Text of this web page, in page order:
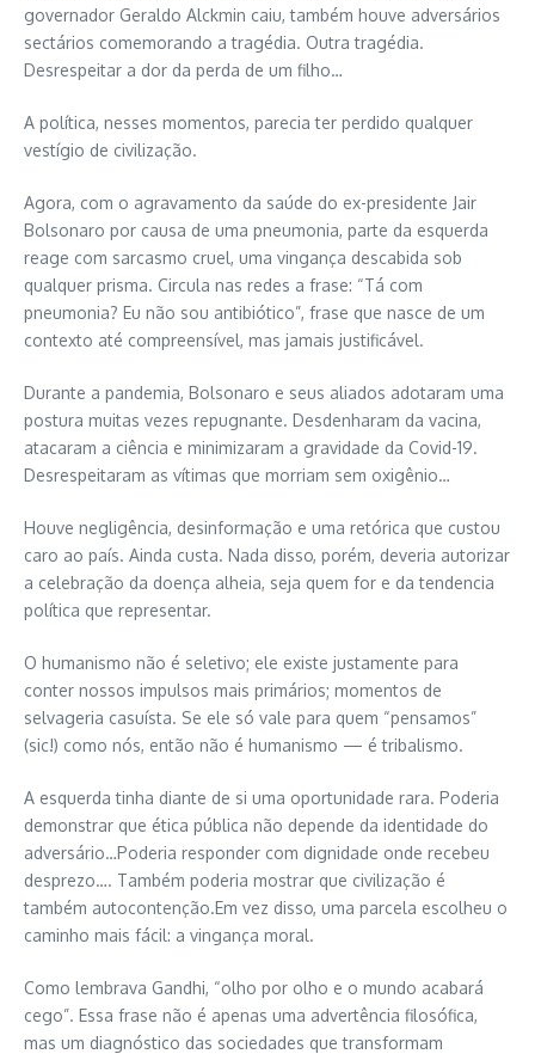
governador Geraldo Alckmin caiu, também houve adversários
sectários comemorando a tragédia. Outra tragédia.
Desrespeitar a dor da perda de um filho…
A política, nesses momentos, parecia ter perdido qualquer
vestígio de civilização.
Agora, com o agravamento da saúde do ex-presidente Jair
Bolsonaro por causa de uma pneumonia, parte da esquerda
reage com sarcasmo cruel, uma vingança descabida sob
qualquer prisma. Circula nas redes a frase: “Tá com
pneumonia? Eu não sou antibiótico”, frase que nasce de um
contexto até compreensível, mas jamais justificável.
Durante a pandemia, Bolsonaro e seus aliados adotaram uma
postura muitas vezes repugnante. Desdenharam da vacina,
atacaram a ciência e minimizaram a gravidade da Covid-19.
Desrespeitaram as vítimas que morriam sem oxigênio…
Houve negligência, desinformação e uma retórica que custou
caro ao país. Ainda custa. Nada disso, porém, deveria autorizar
a celebração da doença alheia, seja quem for e da tendencia
política que representar.
O humanismo não é seletivo; ele existe justamente para
conter nossos impulsos mais primários; momentos de
selvageria casuísta. Se ele só vale para quem “pensamos”
(sic!) como nós, então não é humanismo — é tribalismo.
A esquerda tinha diante de si uma oportunidade rara. Poderia
demonstrar que ética pública não depende da identidade do
adversário…Poderia responder com dignidade onde recebeu
desprezo…. Também poderia mostrar que civilização é
também autocontenção.Em vez disso, uma parcela escolheu o
caminho mais fácil: a vingança moral.
Como lembrava Gandhi, “olho por olho e o mundo acabará
cego”. Essa frase não é apenas uma advertência filosófica,
mas um diagnóstico das sociedades que transformam